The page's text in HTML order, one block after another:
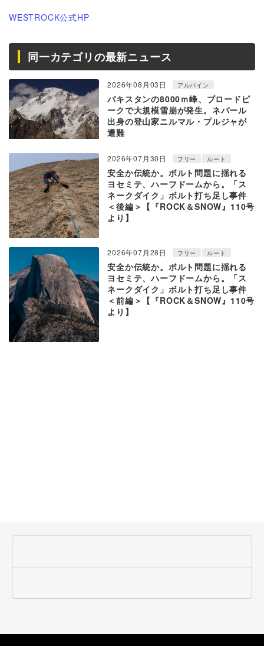
WESTROCK公式HP
同一カテゴリの最新ニュース
2026年08月03日 アルパイン
パキスタンの8000ｍ峰、ブロードピ
ークで大規模雪崩が発生。ネパール
出身の登山家ニルマル・プルジャが
遭難
2026年07月30日 フリー ルート
安全か伝統か。ボルト問題に揺れる
ヨセミテ、ハーフドームから。「ス
ネークダイク」ボルト打ち足し事件
＜後編＞【『ROCK＆SNOW』110号
より】
2026年07月28日 フリー ルート
安全か伝統か。ボルト問題に揺れる
ヨセミテ、ハーフドームから。「ス
ネークダイク」ボルト打ち足し事件
＜前編＞【『ROCK＆SNOW』110号
より】